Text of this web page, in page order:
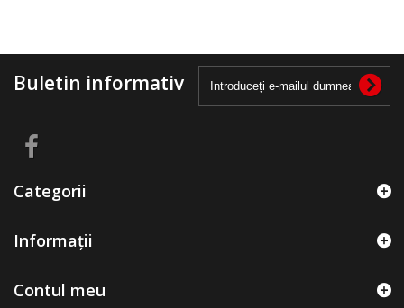
Buletin informativ
Categorii
Informații
Contul meu